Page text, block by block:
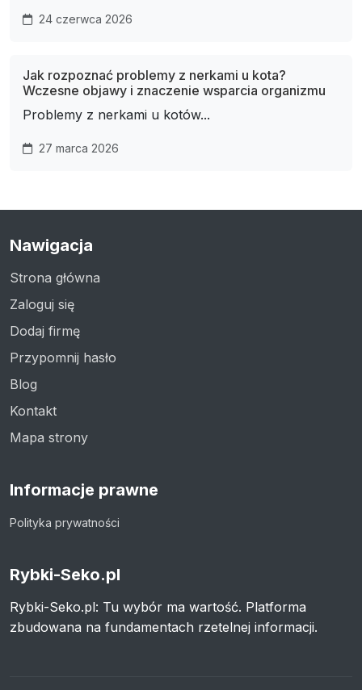
24 czerwca 2026
Jak rozpoznać problemy z nerkami u kota?
Wczesne objawy i znaczenie wsparcia organizmu
Problemy z nerkami u kotów...
27 marca 2026
Nawigacja
Strona główna
Zaloguj się
Dodaj firmę
Przypomnij hasło
Blog
Kontakt
Mapa strony
Informacje prawne
Polityka prywatności
Rybki-Seko.pl
Rybki-Seko.pl: Tu wybór ma wartość. Platforma
zbudowana na fundamentach rzetelnej informacji.